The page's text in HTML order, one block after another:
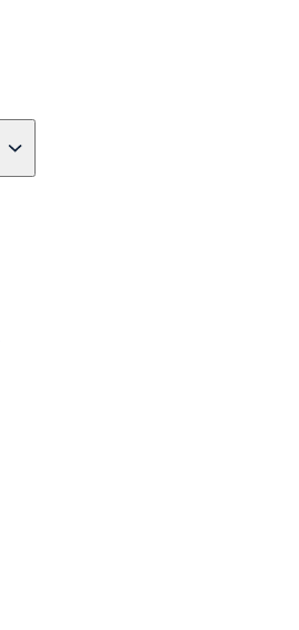
Toggle nav dropdown